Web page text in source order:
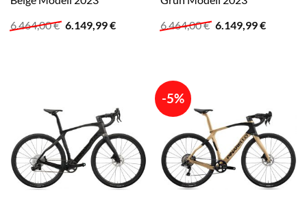
6.464,00€ Ursprünglicher
6.149,99€Aktueller
6.464,00€ Ursprünglicher
6.149,99€
-5%